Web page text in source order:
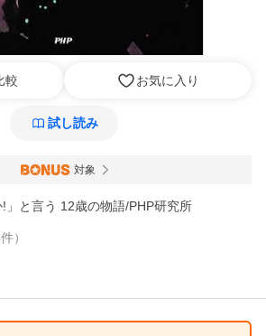
較 お気に入り
試し読み
対象
」と言う 12歳の物語/PHP研究所
件）